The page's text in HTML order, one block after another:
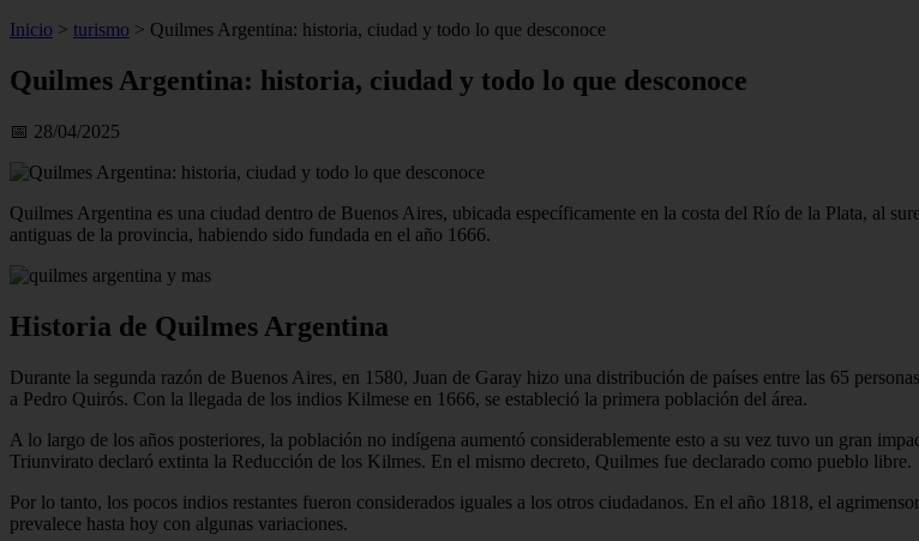
Inicio > turismo > Quilmes Argentina: historia, ciudad y todo lo que desconoce
Quilmes Argentina: historia, ciudad y todo lo que desconoce
📅 28/04/2025
Quilmes Argentina es una ciudad dentro de Buenos Aires, ubicada específicamente en la costa del Río de la Plata, al
antiguas de la provincia, habiendo sido fundada en el año 1666.
Historia de Quilmes Argentina
Durante la segunda razón de Buenos Aires, en 1580, Juan de Garay hizo una distribución de países entre las 65
a Pedro Quirós. Con la llegada de los indios Kilmese en 1666, se estableció la primera población del área.
A lo largo de los años posteriores, la población no indígena aumentó considerablemente esto a su vez tuvo un gran
Triunvirato declaró extinta la Reducción de los Kilmes. En el mismo decreto, Quilmes fue declarado como pueblo libre.
Por lo tanto, los pocos indios restantes fueron considerados iguales a los otros ciudadanos. En el año 1818, el
prevalece hasta hoy con algunas variaciones.